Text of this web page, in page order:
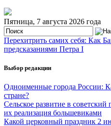
Пятница, 7 августа 2026 года
Перехитрить самих себя: Как
предсказаниями Петра I
Выбор редакции
Одноименные города России:
стране?
Сельское развитие в
их реализация большевиками
Какой церковный праздник 2